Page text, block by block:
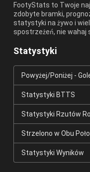
FootyStats to Twoje
zdobyte bramki,
statystyki na żywo i
spostrzeżeń, nie wahaj
Statystyki
Powyżej/Poniżej -
Statystyki BTTS
Statystyki Rzutów
Strzelono w Obu
Statystyki Wyników